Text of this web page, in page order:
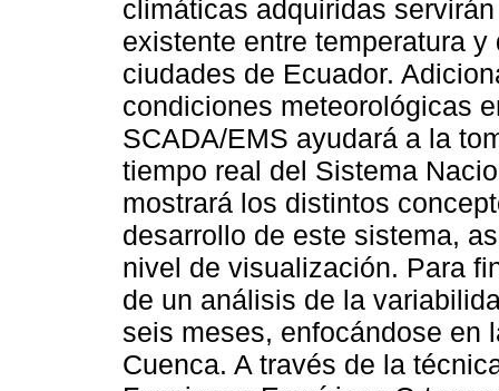
climáticas adquiridas
existente entre temperatura
ciudades de Ecuador.
condiciones meteorológicas
SCADA/EMS ayudará a la
tiempo real del Sistema
mostrará los distintos
desarrollo de este sistema,
nivel de visualización. Para
de un análisis de la
seis meses, enfocándose en
Cuenca. A través de la